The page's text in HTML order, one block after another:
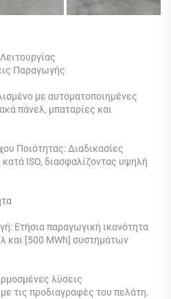
Παραγωγής
με αυτοματοποιημένες
πάνελ, μπαταρίες και
Ποιότητας: Διαδικασίες
ISO, διασφαλίζοντας υψηλή
Ετήσια παραγωγική ικανότητα
και [500 MWh] συστημάτων
λύσεις
τις προδιαγραφές του πελάτη.